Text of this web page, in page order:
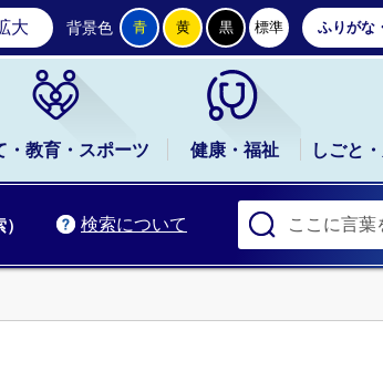
ームページ
大 背景色 青 黄 黒 標準 ふりがな
・教育・スポーツ 健康・福祉 しごと
検索について